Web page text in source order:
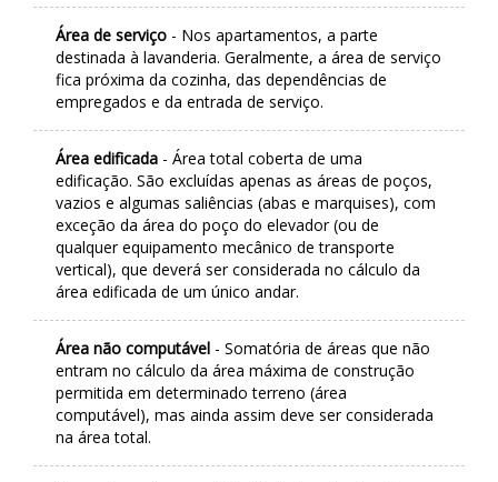
Área de serviço - Nos apartamentos, a parte
destinada à lavanderia. Geralmente, a área de serviço
fica próxima da cozinha, das dependências de
empregados e da entrada de serviço.
Área edificada - Área total coberta de uma
edificação. São excluídas apenas as áreas de poços,
vazios e algumas saliências (abas e marquises), com
exceção da área do poço do elevador (ou de
qualquer equipamento mecânico de transporte
vertical), que deverá ser considerada no cálculo da
área edificada de um único andar.
Área não computável - Somatória de áreas que não
entram no cálculo da área máxima de construção
permitida em determinado terreno (área
computável), mas ainda assim deve ser considerada
na área total.